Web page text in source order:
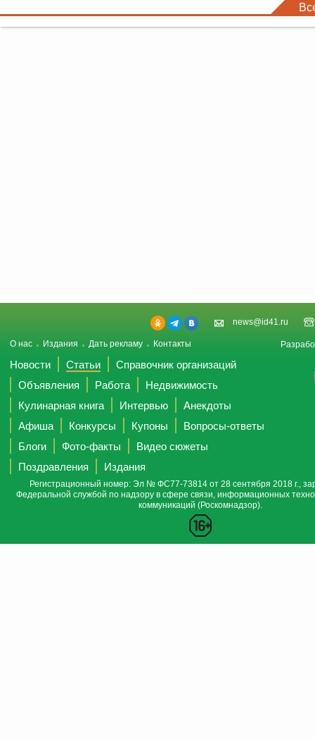
news@id41.ru
О нас Издания Дать рекламу Контакты
Новости Статьи
Справочник организаций
Объявления
Работа
Недвижимость
Кулинарная книга
Интервью
Анекдоты
Афиша
Конкурсы Купоны
Вопросы-ответы
Блоги
Фото-факты
Видео сюжеты
Поздравления
Издания
Регистрационный номер: Эл № ФС77-73814 от 28 сентября 2018 г.,
Федеральной службой по надзору в сфере связи, информационных
коммуникаций (Роскомнадзор).